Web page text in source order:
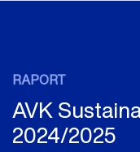
RAPORT
AVK
2024/2025